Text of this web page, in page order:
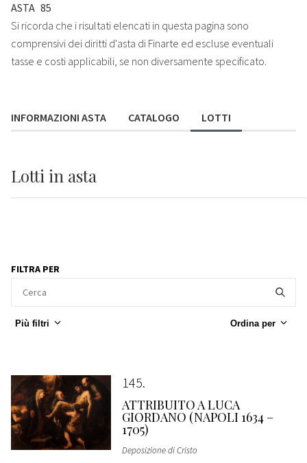
ASTA 85
Si ricorda che i risultati elencati in questa pagina sono
comprensivi dei diritti d'asta di Finarte ed escluse eventuali
tasse e costi applicabili, se non diversamente specificato.
INFORMAZIONI ASTA CATALOGO LOTTI
Lotti in asta
FILTRA PER
Più filtri Ordina per
145
ATTRIBUITO A LUCA
GIORDANO (NAPOLI 1634 –
1705)
Deposizione di Cristo